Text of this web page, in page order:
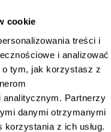
cookie
treści i
i analizować
tym, jak korzystasz z
analitycznym. Partnerzy
danymi otrzymanymi
z ich usług.